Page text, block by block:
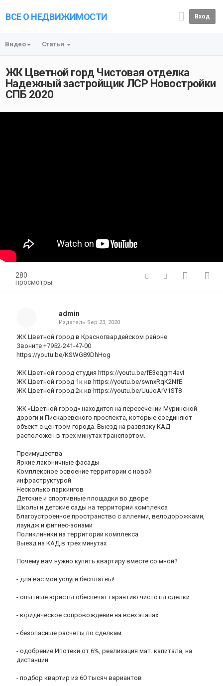
ВСЕ О НЕДВИЖИМОСТИ Вход
Видео Статьи
ЖК Цветной горд Чистовая отделка
Надежный застройщик ЛСР Новостройки
СПБ 2020
280
просмотры
admin
Издатель Sep 23, 2020
ЖК Цветной город в Красногвардейском районе
Звоните +7952-241-47-00
https://youtu.be/KSWG89DhHog
ЖК Цветной город студия https://youtu.be/fE3eqgm4avI
ЖК Цветной город 1к кв https://youtu.be/swnxRqK2NfE
ЖК Цветной город 2к кв https://youtu.be/UuJoArV1ST8
ЖК «Цветной город» находится на пересечении Муринской
дороги и Пискаревского проспекта, которые соединяют
объект с центром города. Выезд на развязку КАД
расположен в трех минутах транспортом.
Преимущества
Яркие лаконичные фасады
Комплексное освоение территории с новой
инфраструктурой
Несколько паркингов
Детские и спортивные площадки во дворе
Школы и детские сады на территории комплекса
Благоустроенное пространство с аллеями, велодорожками,
лаундж и фитнес-зонами
Поликлиники на территории комплекса
Выезд на КАД в трех минутах
Почему вам нужно купить квартиру вместе со мной?
- для вас мои услуги бесплатны!
- опытные юристы обеспечат гарантию чистоты сделки
- юридическое сопровождение на всех этапах
- безопасные расчеты по сделкам
- одобрение Ипотеки от 6%, реализация мат. капитала, на
дистанции
- подбор квартир из 60 тысяч вариантов